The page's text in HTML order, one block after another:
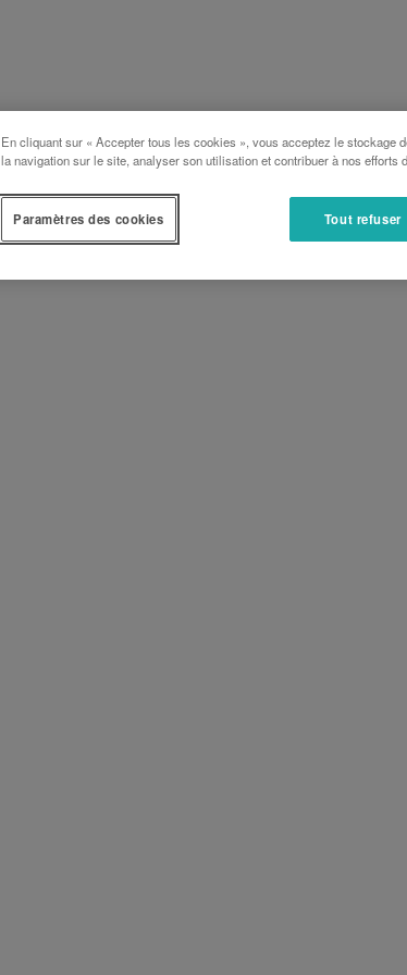
En cliquant sur « Accepter tous les cookies », vous acceptez le stockage
la navigation sur le site, analyser son utilisation et contribuer à nos efforts
Tout refuser
Paramètres des cookies